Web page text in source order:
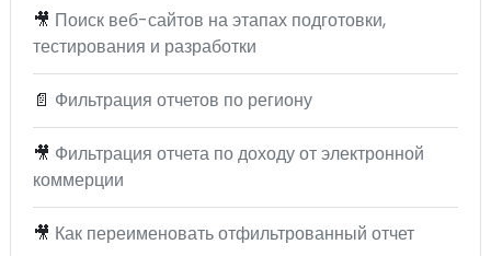
🎥 Поиск веб-сайтов на этапах подготовки,
тестирования и разработки
📄 Фильтрация отчетов по региону
🎥 Фильтрация отчета по доходу от электронной
коммерции
🎥 Как переименовать отфильтрованный отчет